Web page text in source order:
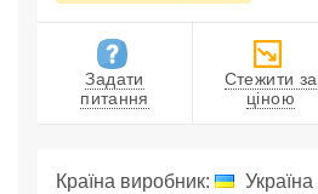
Задати
питання
Стежити за
ціною
Країна виробник:
Україна